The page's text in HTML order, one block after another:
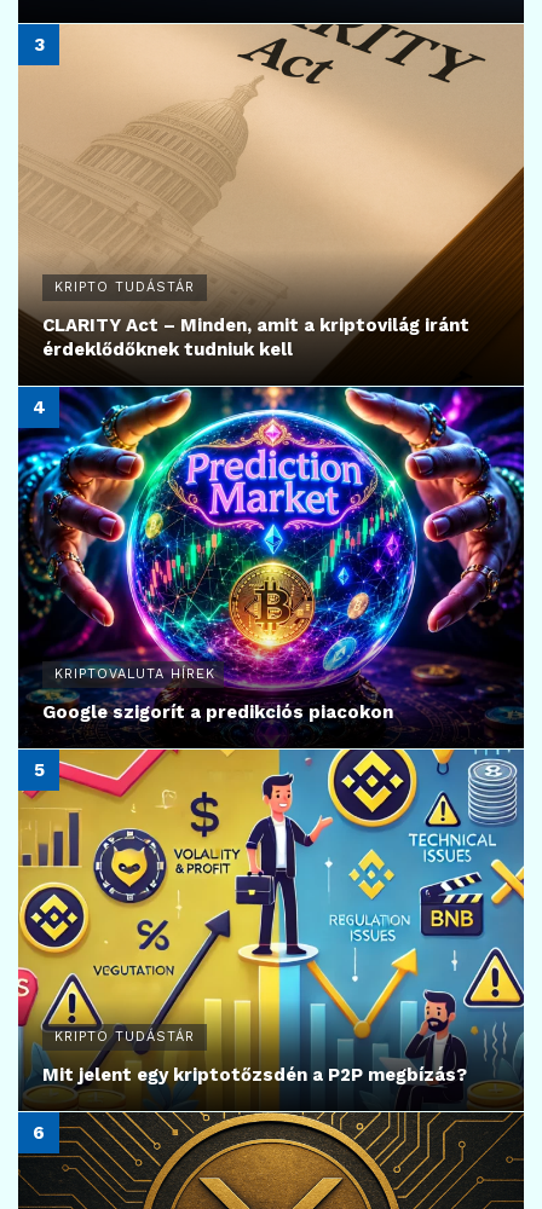
KRIPTO TUDÁSTÁR
CLARITY Act – Minden, amit a kriptovilág iránt
érdeklődőknek tudniuk kell
KRIPTOVALUTA HÍREK
Google szigorít a predikciós piacokon
KRIPTO TUDÁSTÁR
Mit jelent egy kriptotőzsdén a P2P megbízás?